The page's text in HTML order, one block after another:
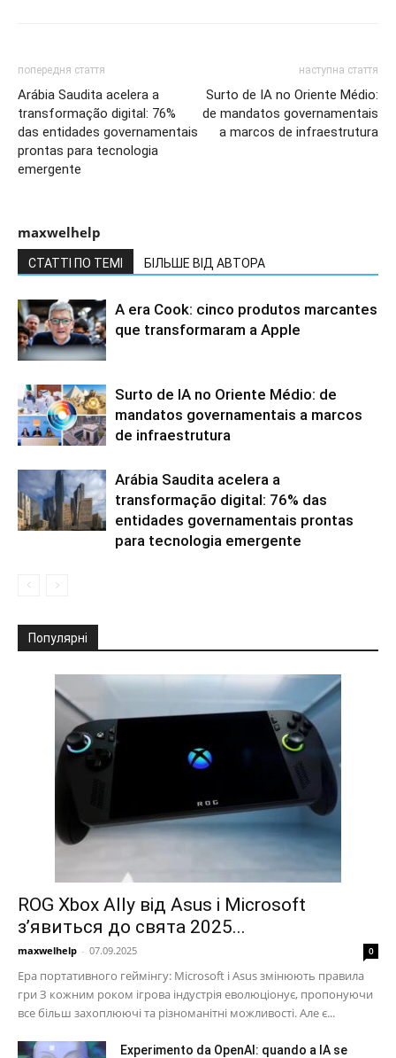
попередня стаття
Arábia Saudita acelera a
transformação digital: 76%
das entidades governamentais
prontas para tecnologia
emergente
наступна стаття
Surto de IA no Oriente Médio:
de mandatos governamentais
a marcos de infraestrutura
maxwelhelp
СТАТТІ ПО ТЕМІ БІЛЬШЕ ВІД АВТОРА
A era Cook: cinco produtos marcantes
que transformaram a Apple
Surto de IA no Oriente Médio: de
mandatos governamentais a marcos
de infraestrutura
Arábia Saudita acelera a
transformação digital: 76% das
entidades governamentais prontas
para tecnologia emergente
Популярні
ROG Xbox Ally від Asus і Microsoft
з’явиться до свята 2025...
maxwelhelp - 07.09.2025 0
Ера портативного геймінгу: Microsoft і Asus змінюють правила
гри З кожним роком ігрова індустрія еволюціонує, пропонуючи
все більш захоплюючі та різноманітні можливості. Але є...
Experimento da OpenAI: quando a IA se